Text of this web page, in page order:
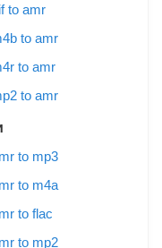
to amr
to amr
to amr
to amr
to mp3
to m4a
to flac
to mp2